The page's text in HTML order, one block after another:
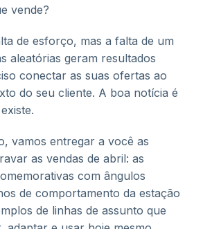
vende?
de esforço, mas a falta de um
aleatórias geram resultados
conectar as suas ofertas ao
do seu cliente. A boa notícia é
vamos entregar a você as
as vendas de abril: as
com ângulos
de comportamento da estação
de linhas de assunto que